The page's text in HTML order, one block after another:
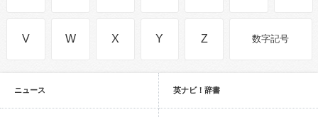
V W X Y Z 数字記号
ニュース 英ナビ！辞書